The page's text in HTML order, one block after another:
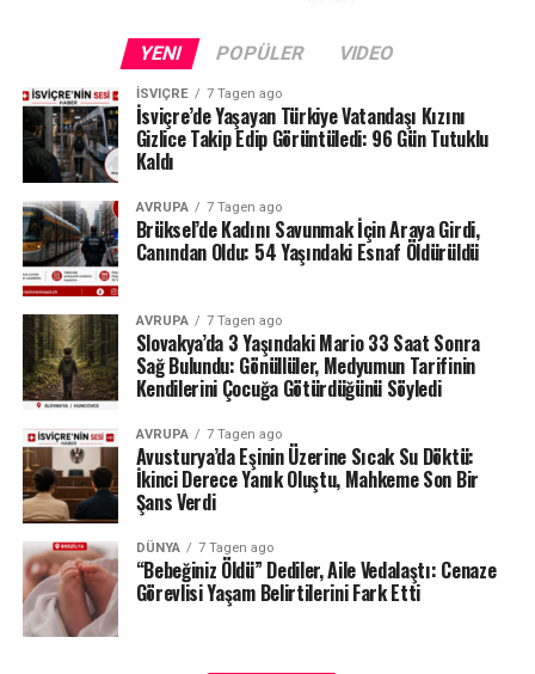
YENI POPÜLER VIDEO
İSVIÇRE 7 Tagen ago
İsviçre’de Yaşayan Türkiye Vatandaşı Kızını
Gizlice Takip Edip Görüntüledi: 96 Gün Tutuklu
Kaldı
AVRUPA 7 Tagen ago
Brüksel’de Kadını Savunmak İçin Araya Girdi,
Canından Oldu: 54 Yaşındaki Esnaf Öldürüldü
AVRUPA 7 Tagen ago
Slovakya’da 3 Yaşındaki Mario 33 Saat Sonra
Sağ Bulundu: Gönüllüler, Medyumun Tarifinin
Kendilerini Çocuğa Götürdüğünü Söyledi
AVRUPA 7 Tagen ago
Avusturya’da Eşinin Üzerine Sıcak Su Döktü:
İkinci Derece Yanık Oluştu, Mahkeme Son Bir
Şans Verdi
DÜNYA 7 Tagen ago
“Bebeğiniz Öldü” Dediler, Aile Vedalaştı: Cenaze
Görevlisi Yaşam Belirtilerini Fark Etti